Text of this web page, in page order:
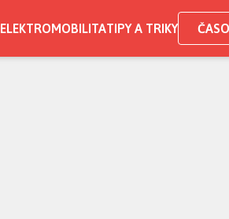
ELEKTROMOBILITATIPY A TRIKY